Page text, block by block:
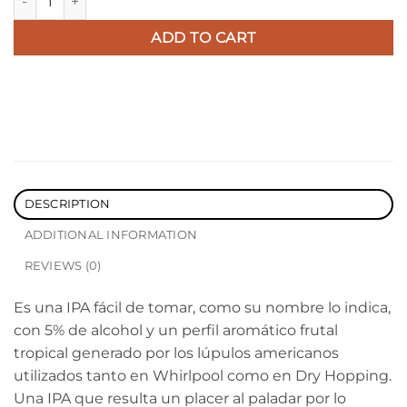
ADD TO CART
DESCRIPTION
ADDITIONAL INFORMATION
REVIEWS (0)
Es una IPA fácil de tomar, como su nombre lo indica,
con 5% de alcohol y un perfil aromático frutal
tropical generado por los lúpulos americanos
utilizados tanto en Whirlpool como en Dry Hopping.
Una IPA que resulta un placer al paladar por lo